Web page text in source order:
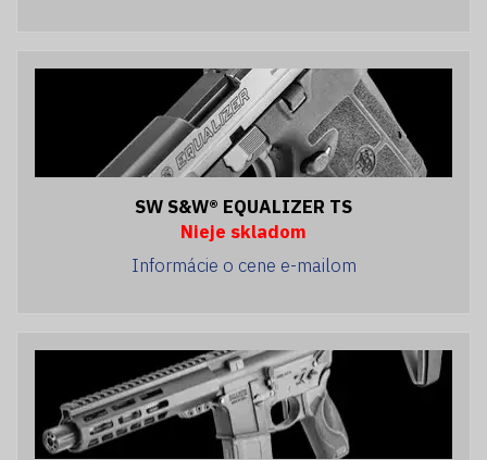
SW S&W® EQUALIZER TS
Nieje skladom
Informácie o cene e-mailom